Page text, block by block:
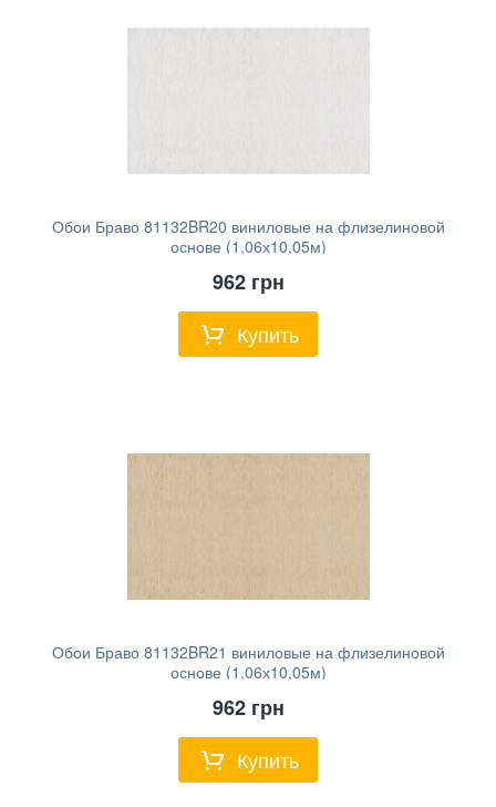
Обои Браво 81132BR20 виниловые на флизелиновой
основе (1,06х10,05м)
962грн
Купить
Обои Браво 81132BR21 виниловые на флизелиновой
основе (1,06х10,05м)
962грн
Купить